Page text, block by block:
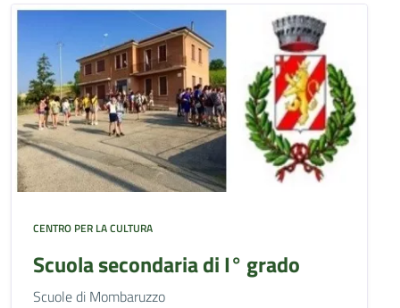
CENTRO PER LA CULTURA
Scuola secondaria di I° grado
Scuole di Mombaruzzo